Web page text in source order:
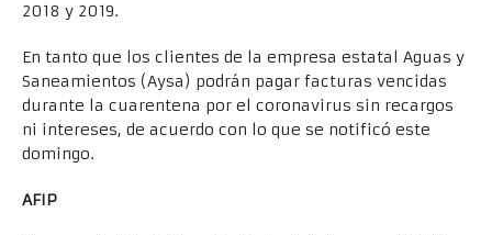
2018 y 2019.
En tanto que los clientes de la empresa estatal Aguas y
Saneamientos (Aysa) podrán pagar facturas vencidas
durante la cuarentena por el coronavirus sin recargos
ni intereses, de acuerdo con lo que se notificó este
domingo.
AFIP